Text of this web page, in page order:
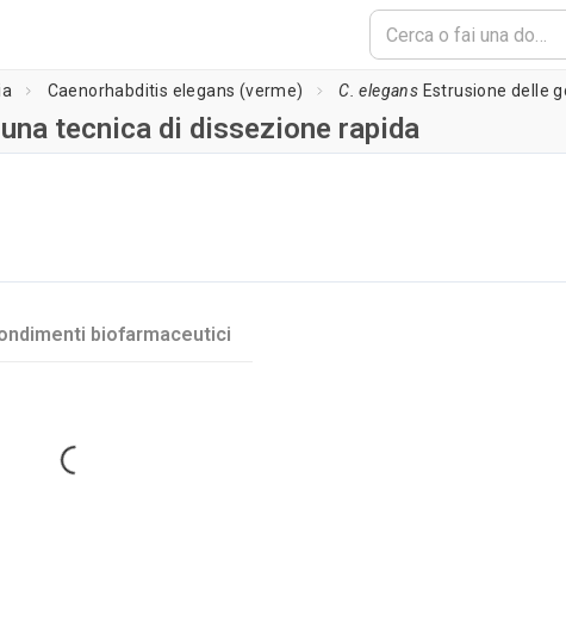
Caenorhabditis elegans (verme) C. elegans Estrusione delle gonadi: una tecnica di
tecnica di dissezione rapida
biofarmaceutici
Loading...